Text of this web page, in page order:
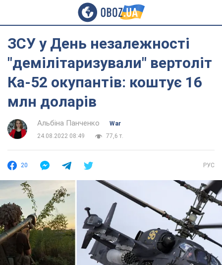
ЗСУ у День незалежності
"демілітаризували" вертоліт
Ка-52 окупантів: коштує 16
млн доларів
Альбіна Панченко
War
24.08.2022 08:49
77,6 т.
20 РУС